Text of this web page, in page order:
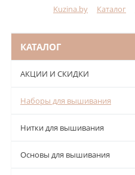
Kuzina.by Каталог
КАТАЛОГ
АКЦИИ И СКИДКИ
Наборы для вышивания
Нитки для вышивания
Основы для вышивания